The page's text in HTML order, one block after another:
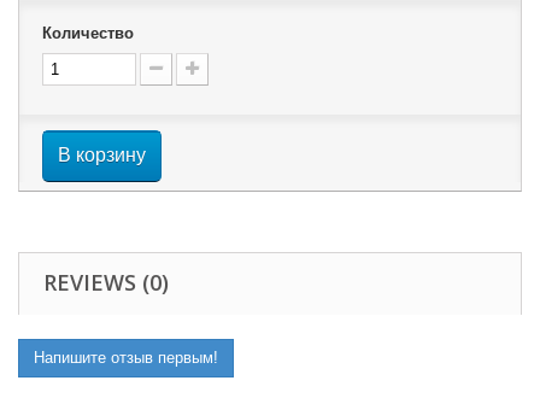
Количество
В корзину
REVIEWS (0)
Напишите отзыв первым!